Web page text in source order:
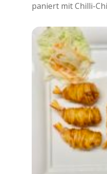
paniert mit Chilli-